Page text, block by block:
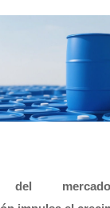
del